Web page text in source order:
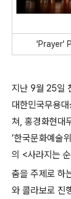
'Prayer'
지난 9월 25일
대한민국무용
쳐, 홍경화현대
’한국문화예술
의 <사라지는
춤을 주제로 하
와 콜라보로 진